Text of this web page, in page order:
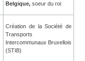
Belgique, soeur du roi
Création de la Société de
Transports
Intercommunaux Bruxellois
(STIB)